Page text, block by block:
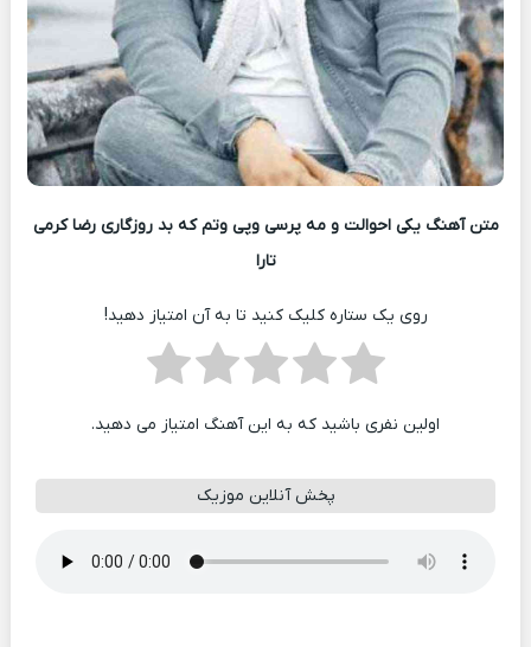
متن آهنگ یکی احوالت و مه پرسی وپی وتم که بد روزگاری رضا کرمی
تارا
روی یک ستاره کلیک کنید تا به آن امتیاز دهید!
اولین نفری باشید که به این آهنگ امتیاز می دهید.
پخش آنلاین موزیک